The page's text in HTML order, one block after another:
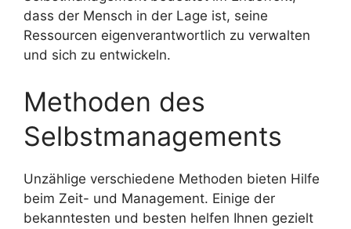
dass der Mensch in der Lage ist, seine
Ressourcen eigenverantwortlich zu verwalten
und sich zu entwickeln.
Methoden des
Selbstmanagements
Unzählige verschiedene Methoden bieten Hilfe
beim Zeit- und Management. Einige der
bekanntesten und besten helfen Ihnen gezielt